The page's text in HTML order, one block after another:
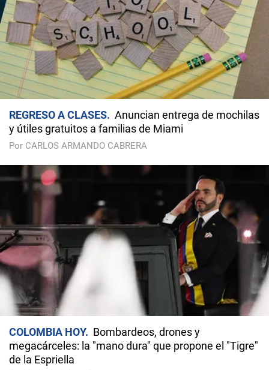
REGRESO A CLASES
Anuncian entrega de mochilas
y útiles gratuitos a familias de Miami
Por CARLOS ARMANDO CABRERA
COLOMBIA HOY
Bombardeos, drones y
megacárceles: la "mano dura" que propone el "Tigre"
de la Espriella